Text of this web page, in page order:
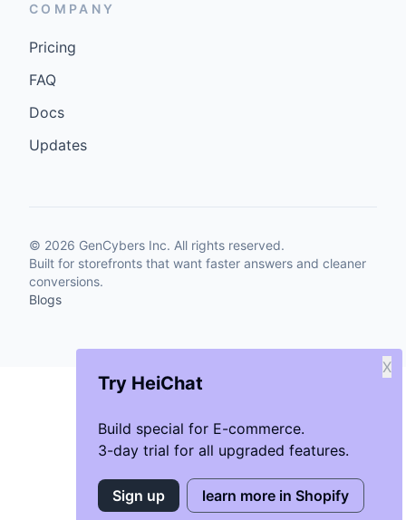
Try HeiChat
Build special for E-commerce.
3-day trial for all upgraded features.
X
Sign up learn more in Shopify
COMPANY
Pricing
FAQ
Docs
Updates
© 2026 GenCybers Inc. All rights reserved.
Built for storefronts that want faster answers and cleaner
conversions.
Blogs